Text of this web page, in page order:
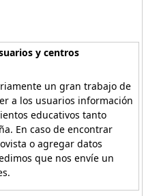
y centros
un gran trabajo de
a los usuarios información
educativos tanto
En caso de encontrar
o agregar datos
que nos envíe un